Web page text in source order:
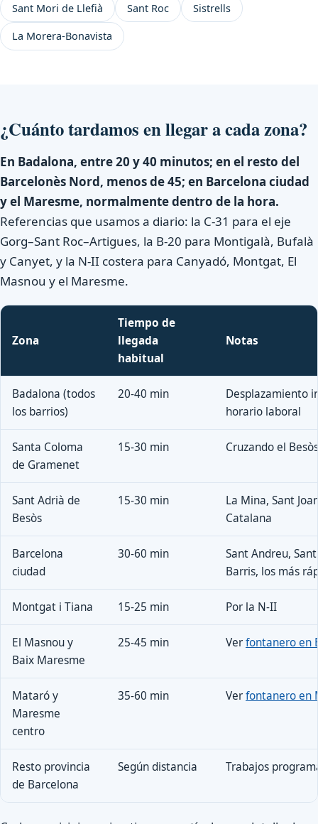
Sant Mori de Llefià Sant Roc Sistrells
La Morera-Bonavista
¿Cuánto tardamos en llegar a cada zona?
En Badalona, entre 20 y 40 minutos; en el resto del
Barcelonès Nord, menos de 45; en Barcelona ciudad
y el Maresme, normalmente dentro de la hora.
Referencias que usamos a diario: la C-31 para el eje
Gorg–Sant Roc–Artigues, la B-20 para Montigalà, Bufalà
y Canyet, y la N-II costera para Canyadó, Montgat, El
Masnou y el Maresme.
Zona
Tiempo de
llegada
habitual
Notas
Badalona (todos
los barrios)
20-40 min
Desplazamiento
horario laboral
Santa Coloma
de Gramenet
15-30 min Cruzando el
Sant Adrià de
Besòs
15-30 min
La Mina, Sant
Catalana
Barcelona
ciudad
30-60 min
Sant Andreu,
Barris, los más
Montgat i Tiana 15-25 min Por la N-II
El Masnou y
Baix Maresme
25-45 min Verfontanero en
Mataró y
Maresme
centro
35-60 min Verfontanero en
Resto provincia
de Barcelona
Según distancia Trabajos